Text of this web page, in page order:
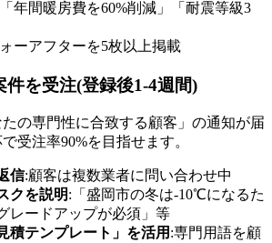
年間暖房費を60%削減」「耐震等級3
ーアフターを5枚以上掲載
件を受注(登録後1-4週間)
の専門性に合致する顧客」の通知が届
受注率90%を目指せます。
信:顧客は複数業者に問い合わせ中
クを説明:「盛岡市の冬は‐10℃になるた
レードアップが必須」等
積テンプレート」を活用 :専門用語を顧